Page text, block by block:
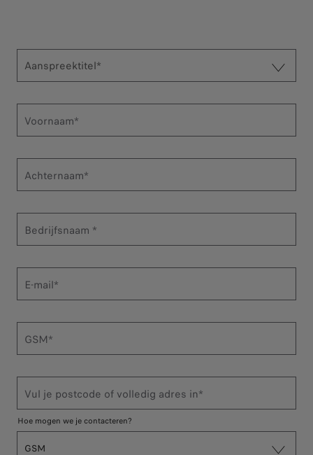
Aanspreektitel*
Voornaam*
Achternaam*
Bedrijfsnaam *
E-mail*
GSM*
Vul je postcode of volledig adres in*
Hoe mogen we je contacteren?
GSM